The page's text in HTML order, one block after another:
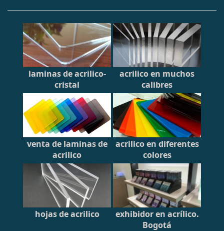
laminas de acrilico-
cristal
acrilico en muchos
calibres
venta de laminas de
acrilico
acrilico en diferentes
colores
hojas de acrilico
exhibidor en acrílico.
Bogotá